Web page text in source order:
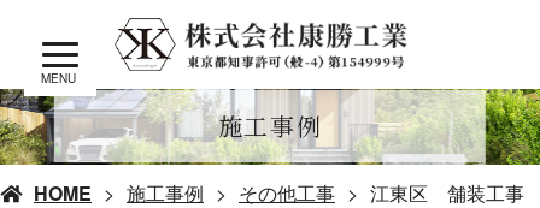
MENU
施工事例
HOME 施工事例 その他工事 江東区 舗装工事